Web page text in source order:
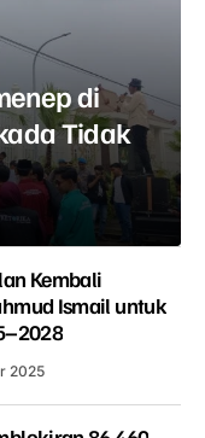
di
Tidak
Kembali
Ismail untuk
2025